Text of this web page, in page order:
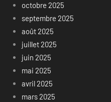
octobre 2025
septembre 2025
août 2025
juillet 2025
juin 2025
mai 2025
avril 2025
mars 2025